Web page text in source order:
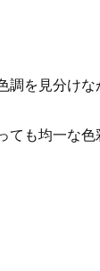
調を見分け
も均一な色